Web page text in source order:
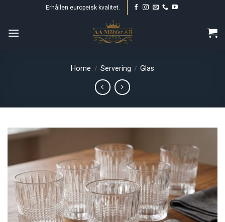
content
Erhållen europeisk kvalitet.
Home / Servering / Glas